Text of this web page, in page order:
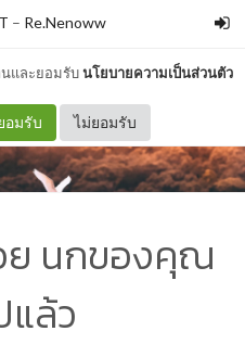
นและยอมรับนโยบายความเป็นส่วนตัว
อมรับ ไม่ยอมรับ
– Re.Nenoww
ย นกของคุณ
แล้ว